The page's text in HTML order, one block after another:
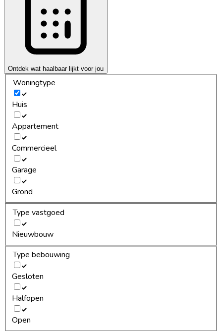
Ontdek wat haalbaar lijkt voor jou
Woningtype
Huis
Appartement
Commercieel
Garage
Grond
Type vastgoed
Nieuwbouw
Type bebouwing
Gesloten
Halfopen
Open